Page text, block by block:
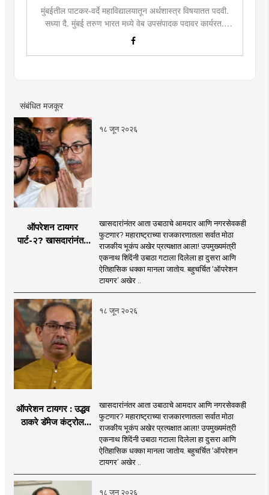
मुंबईतील पाटकर-वर्दे महाविद्यालयातून अर्थशास्त्र विषयातत पदवी.
सध्या दै. मुंबई तरुण भारत मध्ये वेब उपसंपादक पदावर कार्यरत.
लिखाण, वाचन आणि निवेदनाची विशेष आवड. मराठी साहित्य,
इतिहास, राजकारण, आणि मनोरंजन विषयांत रस. महाविद्यालयीन
संबंधित मजकूर
१८ जून २०२६
ऑपरेशन टायगर
पार्ट-२? खासदारांनंतर
खासदारांनंतर आता उबाठाचे आमदार आणि नगरसेवकही
फुटणार? महाराष्ट्राच्या राजकारणातला सर्वात मोठा
राजकीय भूकंप अखेर प्रत्यक्षात आला! उपमुख्यमंत्री
एकनाथ शिंदेंनी उबाठा गटाला दिलेला हा दुसरा आणि
ऐतिहासिक धक्का मानला जातोय. बहुचर्चित ‘ऑपरेशन
टायगर’ अखेर ..
१८ जून २०२६
ऑपरेशन टायगर : उद्धव
ठाकरे डॅमेज कंट्रोल
शिंदेंकडे जाण्याच्या चर्चा
सुरू
खासदारांनंतर आता उबाठाचे आमदार आणि नगरसेवकही
फुटणार? महाराष्ट्राच्या राजकारणातला सर्वात मोठा
राजकीय भूकंप अखेर प्रत्यक्षात आला! उपमुख्यमंत्री
एकनाथ शिंदेंनी उबाठा गटाला दिलेला हा दुसरा आणि
ऐतिहासिक धक्का मानला जातोय. बहुचर्चित ‘ऑपरेशन
टायगर’ अखेर ..
१८ जून २०२६